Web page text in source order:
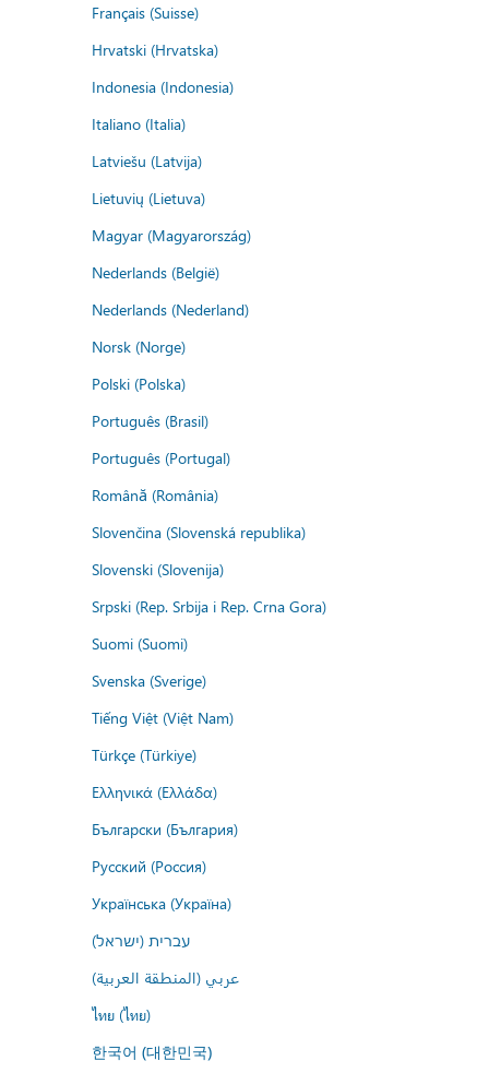
Français (Suisse)
Hrvatski (Hrvatska)
Indonesia (Indonesia)
Italiano (Italia)
Latviešu (Latvija)
Lietuvių (Lietuva)
Magyar (Magyarország)
Nederlands (België)
Nederlands (Nederland)
Norsk (Norge)
Polski (Polska)
Português (Brasil)
Português (Portugal)
Română (România)
Slovenčina (Slovenská republika)
Slovenski (Slovenija)
Srpski (Rep. Srbija i Rep. Crna Gora)
Suomi (Suomi)
Svenska (Sverige)
Tiếng Việt (Việt Nam)
Türkçe (Türkiye)
Ελληνικά (Ελλάδα)
Български (България)
Русский (Россия)
Українська (Україна)
עברית (ישראל)
عربي (المنطقة العربية)
ไทย (ไทย)
한국어 (대한민국)